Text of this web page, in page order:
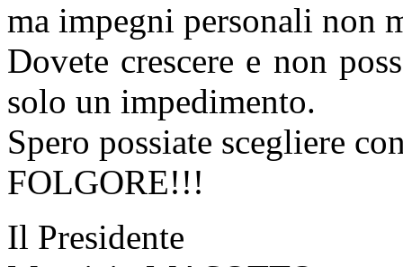
ma impegni personali non
Dovete crescere e non
solo un impedimento.
Spero possiate scegliere
FOLGORE!!!
Il Presidente